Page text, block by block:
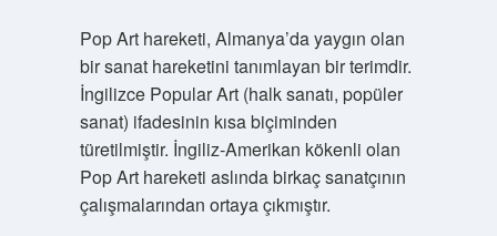
Pop Art hareketi, Almanya’da yaygın olan
bir sanat hareketini tanımlayan bir terimdir.
İngilizce Popular Art (halk sanatı, popüler
sanat) ifadesinin kısa biçiminden
türetilmiştir. İngiliz-Amerikan kökenli olan
Pop Art hareketi aslında birkaç sanatçının
çalışmalarından ortaya çıkmıştır.